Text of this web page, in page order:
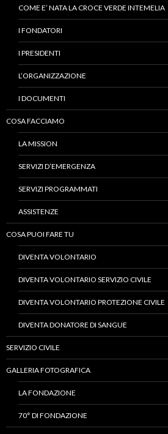
COME E’ NATA LA CROCE VERDE INTEMELIA
I FONDATORI
I PRESIDENTI
L’ORGANIZZAZIONE
I DOCUMENTI
COSA FACCIAMO
LA MISSION
SERVIZI D’EMERGENZA
SERVIZI PROGRAMMATI
ASSISTENZE
COSA PUOI FARE TU
DIVENTA VOLONTARIO
DIVENTA VOLONTARIO SERVIZIO CIVILE
DIVENTA VOLONTARIO PROTEZIONE CIVILE
DIVENTA DONATORE DI SANGUE
SERVIZIO CIVILE
GALLERIA FOTOGRAFICA
LA FONDAZIONE
70° DI FONDAZIONE